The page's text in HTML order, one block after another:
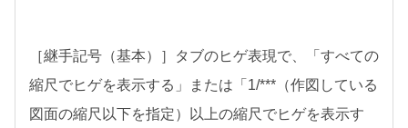
［継手記号（基本）］タブのヒゲ表現で、「すべての
縮尺でヒゲを表示する」または「1/***（作図している
図面の縮尺以下を指定）以上の縮尺でヒゲを表示す